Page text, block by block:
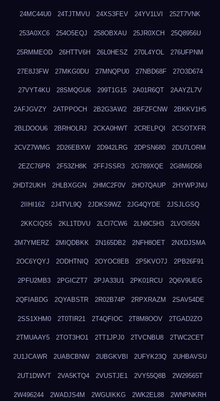
24MC44U0 24TJTMVU 24XS3FEV 24YV1LVI 252T7VNK
253A0XC6 254O5EQJ 258OBXAU 25JR0XCH 25Q8956U
25RMMEOD 26HTTV6H 26L0HESZ 270L4YOL 276UFPNM
27E8J3FW 27MKG0DU 27MNQPU0 27NBD68F 27O3D674
27VYT4KU 28SMQGU6 299T1G15 2A01R6QT 2AAYZL7V
2AFJGVZY 2ATPPOCH 2B2G3AW2 2BFZFCNW 2BKKV1H5
2BLDOOU6 2BRHOLRJ 2CKA0HWT 2CRELPQI 2CSOTXFR
2CVZ7WMG 2D26EBXW 2D942LRG 2DPSN680 2DU7LORM
2EZC76PR 2F53ZH8K 2FFJSSR3 2G789XQE 2G8M6D58
2HDT2UKH 2HLBXGGN 2HMC2F0V 2HO7QAUP 2HYWPJNU
2IIHI162 2J4TVL9Q 2JDKS9WZ 2JG4QYDE 2JSJLGSQ
2KKCIQS5 2KL1TDVU 2LCI7CW6 2LN9C5H3 2LVOI55N
2M7YMERZ 2MIQDBKK 2N165DB2 2NFH8OET 2NXDJSMA
2OC6YQYJ 2ODHTNIQ 2OYOC8EB 2P5KVO7J 2PB26F91
2PFU2MB3 2PGICZT7 2PJA33U1 2PK01RCU 2Q6V9UEG
2QFIABDG 2QYABSTR 2R02B74P 2RPXRAZM 2SAV54DE
2SS1XHM0 2T0TIR21 2T4QFIOC 2T8M8OOV 2TGAD2ZO
2TMUAAY5 2TOT3HO1 2TT1JPJ0 2TVCNBU8 2TWC2CET
2U1JCAWR 2UABCBNW 2UBGKVBI 2UFYK23Q 2UHBAVSU
2UT1DWVT 2VA5KTQ4 2VUSTJE1 2VY55Q8B 2W29565T
2W496244 2WADJS4M 2WGUIKKG 2WK2EL88 2WNPNKRH